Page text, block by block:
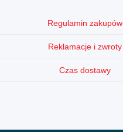
Regulamin zakupów
Reklamacje i zwroty
Czas dostawy